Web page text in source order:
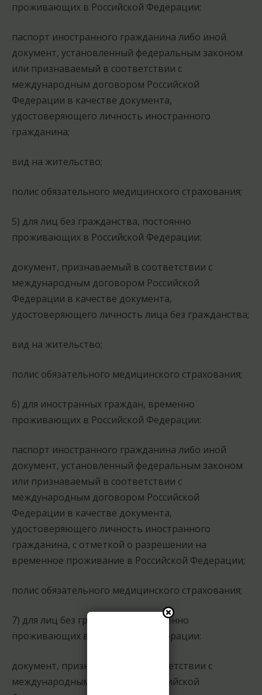
проживающих в Российской Федерации:
паспорт иностранного гражданина либо иной
документ, установленный федеральным законом
или признаваемый в соответствии с
международным договором Российской
Федерации в качестве документа,
удостоверяющего личность иностранного
гражданина;
вид на жительство;
полис обязательного медицинского страхования;
5) для лиц без гражданства, постоянно
проживающих в Российской Федерации:
документ, признаваемый в соответствии с
международным договором Российской
Федерации в качестве документа,
удостоверяющего личность лица без гражданства;
вид на жительство;
полис обязательного медицинского страхования;
6) для иностранных граждан, временно
проживающих в Российской Федерации:
паспорт иностранного гражданина либо иной
документ, установленный федеральным законом
или признаваемый в соответствии с
международным договором Российской
Федерации в качестве документа,
удостоверяющего личность иностранного
гражданина, с отметкой о разрешении на
временное проживание в Российской Федерации;
полис обязательного медицинского страхования;
7) для лиц без гражданства, временно
проживающих в Российской Федерации:
документ, признаваемый в соответствии с
международным договором Российской